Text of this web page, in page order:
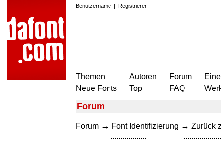
Benutzername | Registrieren
Themen
Neue Fonts
Autoren
Top
Forum
FAQ
Forum
Forum → Font Identifizierung → Zurück